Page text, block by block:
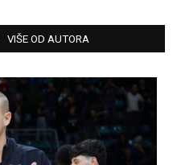
VIŠE OD AUTORA